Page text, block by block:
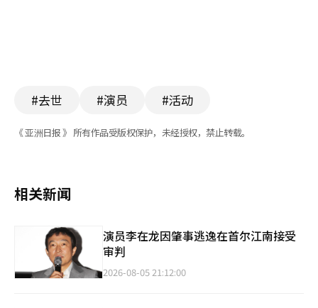
#去世 #演员 #活动
《 亚洲日报 》 所有作品受版权保护，未经授权，禁止转载。
相关新闻
演员李在龙因肇事逃逸在首尔江南接受
审判
2026-08-05 21:12:00